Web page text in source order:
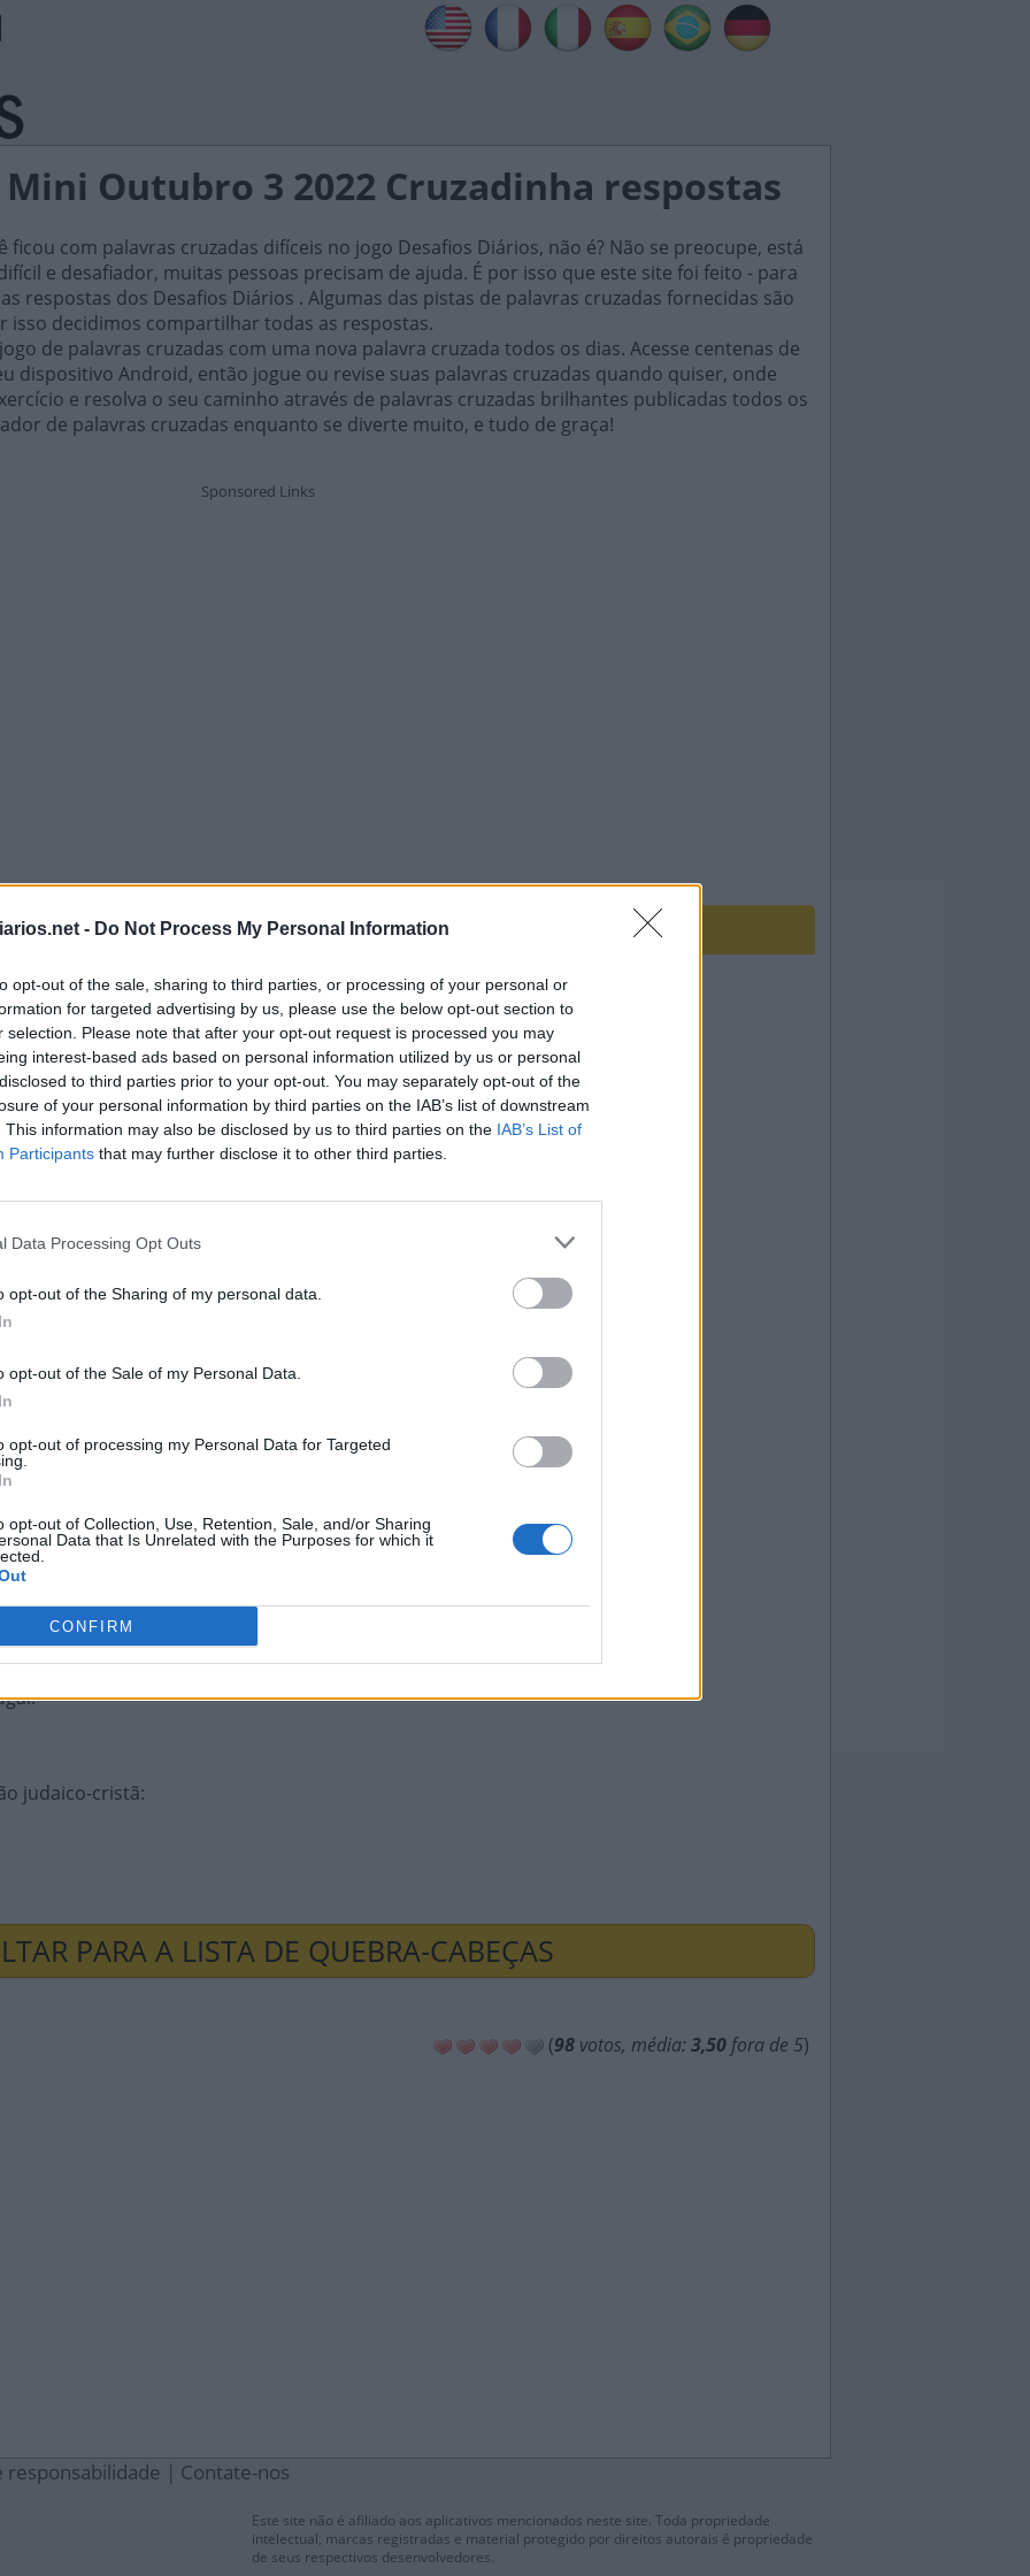
- Do Not Process My Personal Information
opt-out of the sale, sharing to third parties, or processing of your personal or
for targeted advertising by us, please use the below opt-out section to
selection. Please note that after your opt-out request is processed you may
interest-based ads based on personal information utilized by us or personal
to third parties prior to your opt-out. You may separately opt-out of the
of your personal information by third parties on the IAB’s list of downstream
This information may also be disclosed by us to third parties on the IAB’s List of
Participants that may further disclose it to other third parties.
Data Processing Opt Outs
opt-out of the Sharing of my personal data.
opt-out of the Sale of my Personal Data.
opt-out of processing my Personal Data for Targeted
opt-out of Collection, Use, Retention, Sale, and/or Sharing
Data that Is Unrelated with the Purposes for which it
CONFIRM
Outubro 3 2022 Cruzadinha respostas
ficou com palavras cruzadas difíceis no jogo Desafios Diários, não é? Não se preocupe, está
e desafiador, muitas pessoas precisam de ajuda. É por isso que este site foi feito - para
respostas dos Desafios Diários . Algumas das pistas de palavras cruzadas fornecidas são
isso decidimos compartilhar todas as respostas.
de palavras cruzadas com uma nova palavra cruzada todos os dias. Acesse centenas de
dispositivo Android, então jogue ou revise suas palavras cruzadas quando quiser, onde
e resolva o seu caminho através de palavras cruzadas brilhantes publicadas todos os
de palavras cruzadas enquanto se diverte muito, e tudo de graça!
Mini Outubro 3 2022 Cruzadinha
B R A
S
C
I N
E
G
A J
A
D
O N
James Bond
Men
__ Cubas:
:
judaico-cristã:
PARA A LISTA DE QUEBRA-CABEÇAS
(98 votos, média: 3,50 fora de 5)
responsabilidade | Contate-nos
Este site não é afiliado aos aplicativos mencionados neste site. Toda propriedade
intelectual, marcas registradas e material protegido por direitos autorais é propriedade
de seus respectivos desenvolvedores.